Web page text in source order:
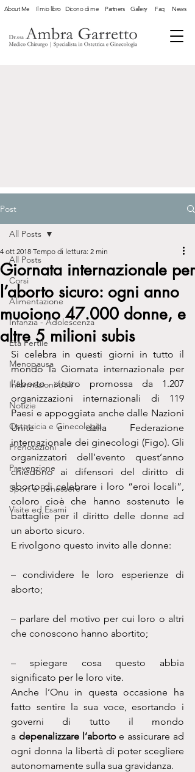
About Me Il mio libro Dicono di me Partners Gallery Faq News
Post
All Posts
Corsi
Alimentazione
Infanzia - Adolescenza
Età Fertile
Menopausa
Informazioni Utili
Notizie
Ostetricia e Ginecologia
Prenotazioni
Prevenzione
Sport e Benessere
Visite ed Esami
All Posts
Giornata internazionale per
l’aborto sicuro: ogni anno
muoiono 47.000 donne, e
altre 5 milioni subis
4 ott 2018 Tempo di lettura: 2 min
Si celebra in questi giorni in tutto il
mondo la Giornata internazionale per
l’aborto sicuro promossa da 1.207
organizzazioni internazionali di 119
Paesi e appoggiata anche dalle Nazioni
Unite e dalla Federazione
internazionale dei ginecologi (Figo). Gli
organizzatori dell’evento quest’anno
chiedono ai difensori del diritto di
aborto di celebrare i loro “eroi locali”,
coloro cioè che hanno sostenuto le
battaglie per il diritto delle donne ad
un aborto sicuro.
E rivolgono questo invito alle donne:
– condividere le loro esperienze di
aborto;
– parlare del motivo per cui loro o altri
che conoscono hanno abortito;
– spiegare cosa questo abbia
significato per le loro vite.
Anche l’Onu in questa occasione ha
fatto sentire la sua voce, esortando i
governi di tutto il mondo
a depenalizzare l’aborto e assicurare ad
ogni donna la libertà di poter scegliere
autonomamente sulla sua gravidanza.